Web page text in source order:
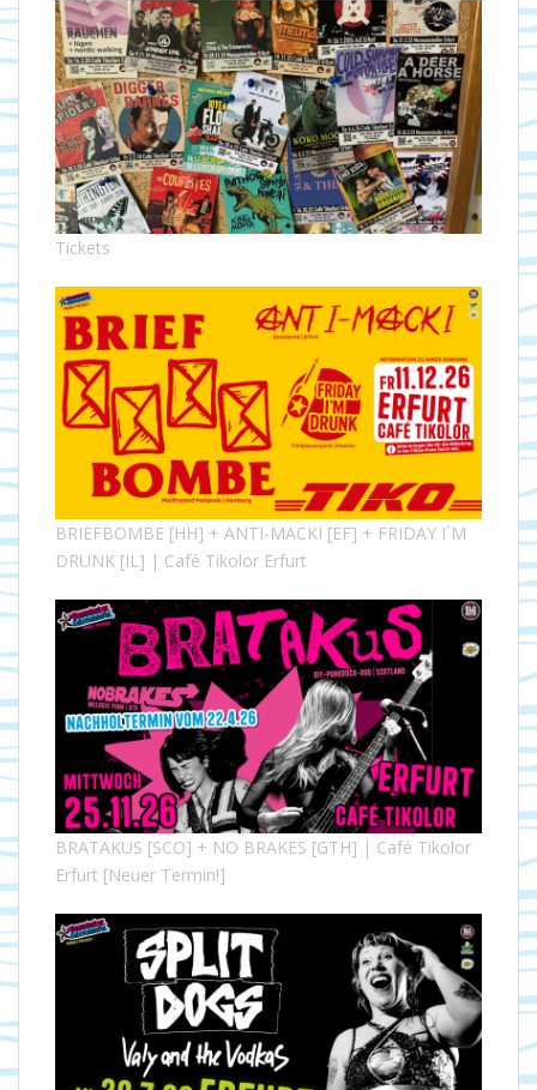
Tickets
BRIEFBOMBE [HH] + ANTI-MACKI [EF] + FRIDAY I´M
DRUNK [IL] | Café Tikolor Erfurt
BRATAKUS [SCO] + NO BRAKES [GTH] | Café Tikolor
Erfurt [Neuer Termin!]